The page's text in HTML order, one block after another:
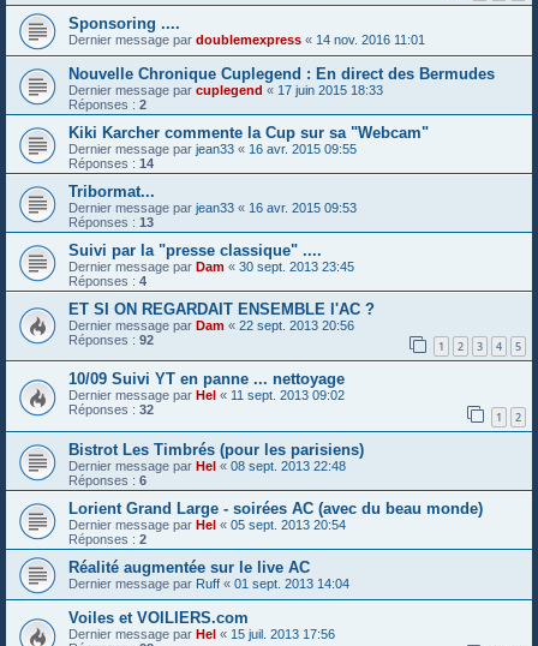
Sponsoring ....
Dernier message par doublemexpress « 14 nov. 2016 11:01
Nouvelle Chronique Cuplegend : En direct des Bermudes
Dernier message par cuplegend « 17 juin 2015 18:33
Réponses : 2
Kiki Karcher commente la Cup sur sa "Webcam"
Dernier message par jean33 « 16 avr. 2015 09:55
Réponses : 14
Tribormat...
Dernier message par jean33 « 16 avr. 2015 09:53
Réponses : 13
Suivi par la "presse classique" ....
Dernier message par Dam « 30 sept. 2013 23:45
Réponses : 4
ET SI ON REGARDAIT ENSEMBLE l'AC ?
Dernier message par Dam « 22 sept. 2013 20:56
Réponses : 92 1 2 3 4 5
10/09 Suivi YT en panne ... nettoyage
Dernier message par Hel « 11 sept. 2013 09:02
Réponses : 32 1 2
Bistrot Les Timbrés (pour les parisiens)
Dernier message par Hel « 08 sept. 2013 22:48
Réponses : 6
Lorient Grand Large - soirées AC (avec du beau monde)
Dernier message par Hel « 05 sept. 2013 20:54
Réponses : 2
Réalité augmentée sur le live AC
Dernier message par Ruff « 01 sept. 2013 14:04
Voiles et VOILIERS.com
Dernier message par Hel « 15 juil. 2013 17:56